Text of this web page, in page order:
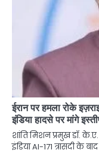
ईरान पर हमला रोके
इंडिया हादसे पर मांगे
शांति मिशन प्रमुख डॉ.
इंडिया AI-171 त्रासदी के